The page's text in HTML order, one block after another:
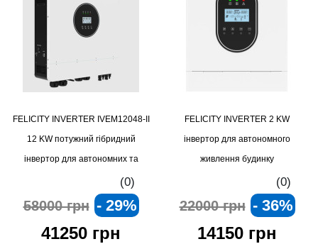
FELICITY INVERTER IVEM12048-II
12 KW потужний гібридний
інвертор для автономних та
(0)
58000 грн - 29%
41250 грн
FELICITY INVERTER 2 KW
інвертор для автономного
живлення будинку
(0)
22000 грн - 36%
14150 грн